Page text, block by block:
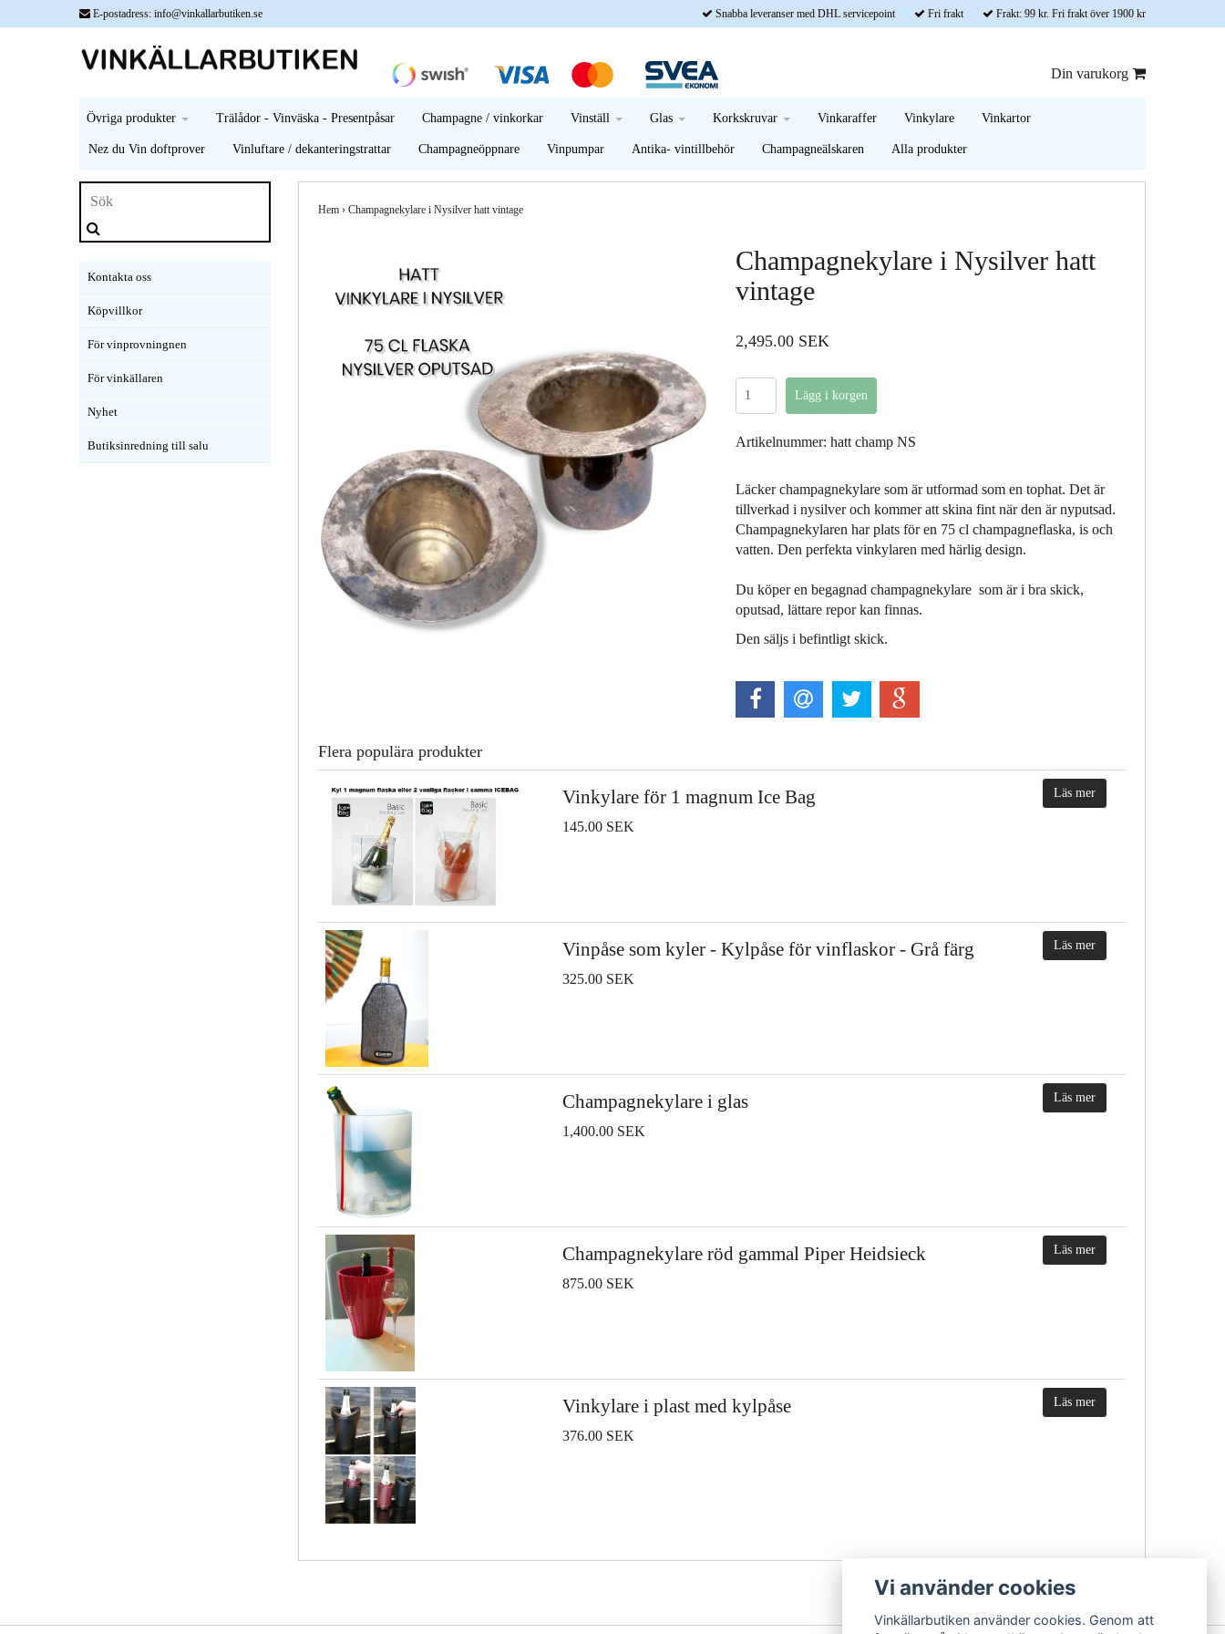
E-postadress: info@vinkallarbutiken.se Snabba leveranser med DHL servicepoint Fri frakt Frakt: 99 kr. Fri frakt över 1900 kr
Din varukorg
Övriga produkter Trälådor - Vinväska - Presentpåsar Champagne / vinkorkar Vinställ Glas Korkskruvar Vinkaraffer Vinkylare Vinkartor
Nez du Vin doftprover Vinluftare / dekanteringstrattar Champagneöppnare Vinpumpar Antika- vintillbehör Champagneälskaren Alla produkter
Kontakta oss
Köpvillkor
För vinprovningnen
För vinkällaren
Nyhet
Butiksinredning till salu
Hem › Champagnekylare i Nysilver hatt vintage
Champagnekylare i Nysilver hatt
vintage
2,495.00 SEK
Artikelnummer: hatt champ NS
Läcker champagnekylare som är utformad som en tophat. Det är
tillverkad i nysilver och kommer att skina fint när den är nyputsad.
Champagnekylaren har plats för en 75 cl champagneflaska, is och
vatten. Den perfekta vinkylaren med härlig design.
Du köper en begagnad champagnekylare som är i bra skick,
oputsad, lättare repor kan finnas.
Den säljs i befintligt skick.
Flera populära produkter
Vinkylare för 1 magnum Ice Bag
145.00 SEK
Läs mer
Vinpåse som kyler - Kylpåse för vinflaskor - Grå färg
325.00 SEK
Läs mer
Champagnekylare i glas
1,400.00 SEK
Läs mer
Champagnekylare röd gammal Piper Heidsieck
875.00 SEK
Läs mer
Vinkylare i plast med kylpåse
376.00 SEK
Läs mer
Vi använder cookies
Vinkällarbutiken använder cookies. Genom att